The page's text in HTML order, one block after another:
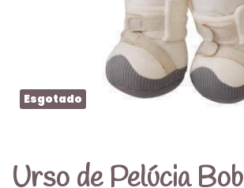
Urso de Pelúcia Bob
Esgotado